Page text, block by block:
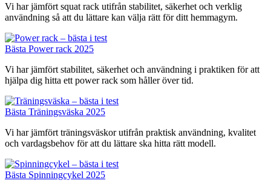
Vi har jämfört squat rack utifrån stabilitet, säkerhet och verklig
användning så att du lättare kan välja rätt för ditt hemmagym.
Bästa Power rack 2025
Vi har jämfört stabilitet, säkerhet och användning i praktiken för att
hjälpa dig hitta ett power rack som håller över tid.
Bästa Träningsväska 2025
Vi har jämfört träningsväskor utifrån praktisk användning, kvalitet
och vardagsbehov för att du lättare ska hitta rätt modell.
Bästa Spinningcykel 2025